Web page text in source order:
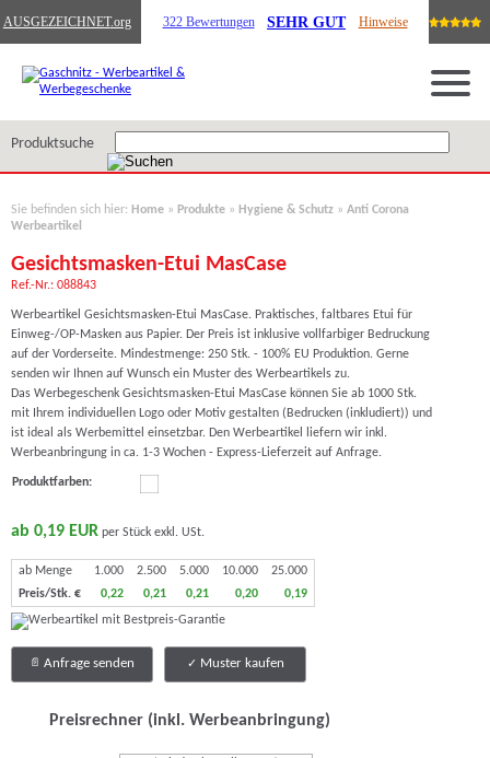
AUSGEZEICHNET.org 322 Bewertungen SEHR GUT Hinweise
Produktsuche
Sie befinden sich hier: Home » Produkte » Hygiene & Schutz » Anti Corona
Werbeartikel
Gesichtsmasken-Etui MasCase
Ref.-Nr.: 088843
Werbeartikel Gesichtsmasken-Etui MasCase. Praktisches, faltbares Etui für
Einweg-/OP-Masken aus Papier. Der Preis ist inklusive vollfarbiger Bedruckung
auf der Vorderseite. Mindestmenge: 250 Stk. - 100% EU Produktion. Gerne
senden wir Ihnen auf Wunsch ein Muster des Werbeartikels zu.
Das Werbegeschenk Gesichtsmasken-Etui MasCase können Sie ab 1000 Stk.
mit Ihrem individuellen Logo oder Motiv gestalten (Bedrucken (inkludiert)) und
ist ideal als Werbemittel einsetzbar. Den Werbeartikel liefern wir inkl.
Werbeanbringung in ca. 1-3 Wochen - Express-Lieferzeit auf Anfrage.
Produktfarben:
ab 0,19 EUR per Stück exkl. USt.
ab Menge 1.000 2.500 5.000 10.000
25.000
Preis/Stk. €
0,22 0,21 0,21 0,20 0,19
Anfrage senden Muster kaufen
Preisrechner (inkl. Werbeanbringung)